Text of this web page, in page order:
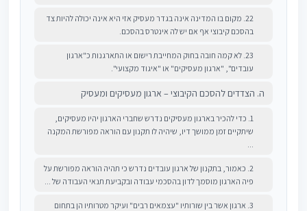
22. מקום בו המדינה אינה בגדר מעסיק אזי היא אינה יכולה להיות צד
בהסכם קיבוצי אף אם יש לה אינטרס בהסכם.
23. לא קמה חובה בחוק המחייבת רישום או התארגנות כ"ארגון
עובדים", "ארגון מעסיקים" או "איגוד מקצועי".
ה. הצדדים להסכם הקיבוצי – ארגון מעסיקים ומעסיק
1. כדי להכיר בארגון מעסיקים נדרש שחברי הארגון יהיו מעסיקים,
שיתקיים זמן ממושך דיו, שיהיה לו תקנון עם הוראה מפורשת המקנה
...
2. כאמור, בתקנון של ארגון עובדים נדרש כי תהיה הוראה מפורשת על
פיה הארגון מוסמך לדון בהסכמי עבודה ובקביעת תנאי העבודה של ...
3. ארגון אשר בין שורותיו "עצמאים רבים" ועיקר מטרותיו הן בתחום